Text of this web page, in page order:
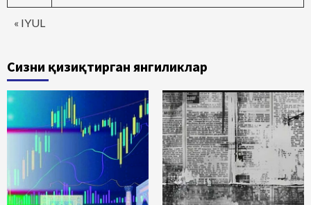
« IYUL
Сизни қизиқтирган янгиликлар